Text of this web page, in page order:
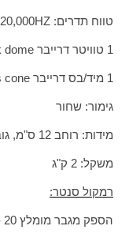
טווח תדרים: HZ
20,000 -
1 טוויטר דרייבר dome
1 מיד/בס דרייבר cone
גימור: שחור
מידות: רוחב 12 ס"מ, גובה 19 ס"מ, עומק 12.2 ס"מ
משקל: 2 ק"ג
רמקול סנטר:
הספק מגבר מומלץ 20 - 100 וואט